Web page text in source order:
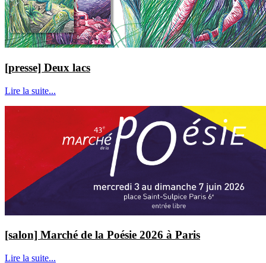
[presse] Deux lacs
Lire la suite...
[salon] Marché de la Poésie 2026 à Paris
Lire la suite...